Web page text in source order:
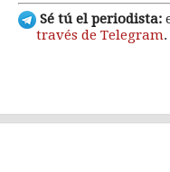
Sé tú el periodista:
través de Telegram.